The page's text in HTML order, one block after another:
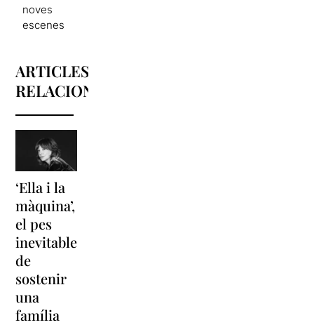
noves
escenes
ARTICLES
RELACIONATS
‘Ella i la
màquina’,
el pes
inevitable
de
sostenir
una
família